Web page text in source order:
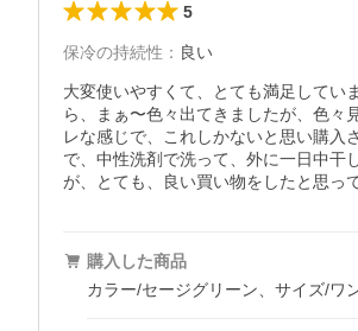
5
保冷の持続性 ： 良い
大変使いやすくて、とても満足してい
ら、まぁ〜色々出てきましたが、色々
レな感じで、これしかないと思い購入
で、中性洗剤で洗って、外に一日中干
が、とても、良い買い物をしたと思っ
購入した商品
カラー/セージグリーン、サイズ/ワ